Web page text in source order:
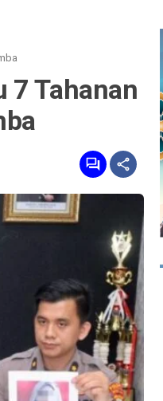
7 Tahanan